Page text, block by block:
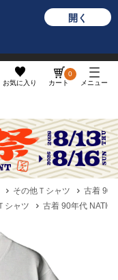
開く
お気に入り カート
0
メニュー
その他Ｔシャツ
古着 90
シャツ 古着 90年代